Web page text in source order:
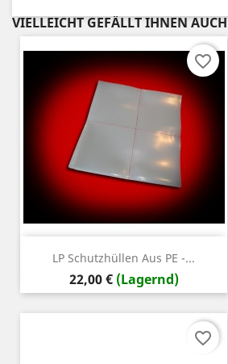
VIELLEICHT GEFÄLLT IHNEN AUCH
LP Schutzhüllen Aus PE -...
Preis
22,00 € (Lagernd)
favorite_border
favorite_border